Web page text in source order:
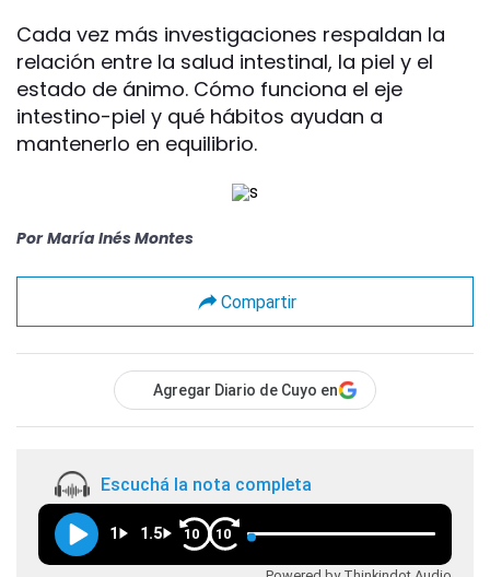
Cada vez más investigaciones respaldan la
relación entre la salud intestinal, la piel y el
estado de ánimo. Cómo funciona el eje
intestino-piel y qué hábitos ayudan a
mantenerlo en equilibrio.
Por María Inés Montes
Compartir
Agregar Diario de Cuyo en
Escuchá la nota completa
1 1.5 10 10